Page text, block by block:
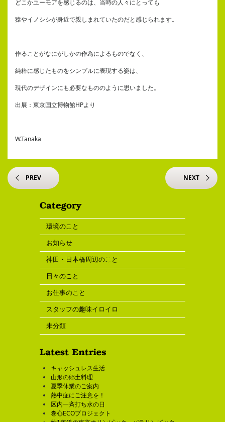
どこかユーモアを感じるのは、当時の人々にとっても
猿やイノシシが身近で親しまれていたのだと感じられます。
作ることがなにがしかの作為によるものでなく、
純粋に感じたものをシンプルに表現する姿は、
現代のデザインにも必要なもののように思いました。
出展：東京国立博物館HPより
W.Tanaka
PREV NEXT
環境のこと
お知らせ
神田・日本橋周辺のこと
日々のこと
お仕事のこと
スタッフの趣味イロイロ
未分類
キャッシュレス生活
山形の郷土料理
夏季休業のご案内
熱中症にご注意を！
区内一斉打ち水の日
巻心ECOプロジェクト